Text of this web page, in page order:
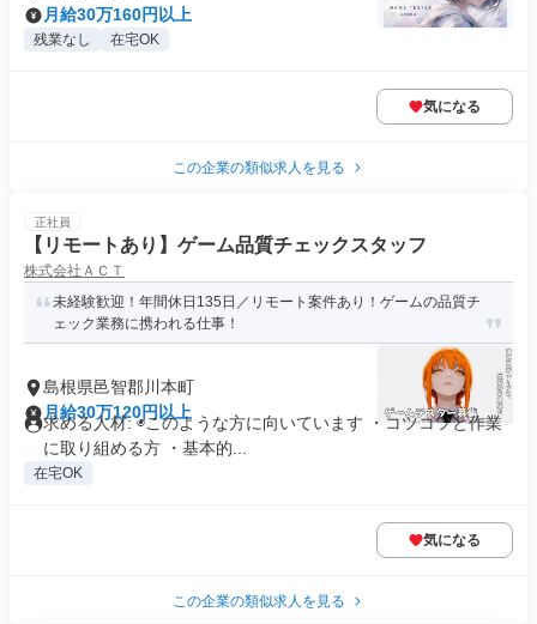
月給30万160円以上
残業なし 在宅OK
気になる
この企業の類似求人を見る
正社員
【リモートあり】ゲーム品質チェックスタッフ
株式会社ＡＣＴ
未経験歓迎！年間休日135日／リモート案件あり！ゲームの品質チ
ェック業務に携われる仕事！
島根県邑智郡川本町
月給30万120円以上
求める人材: ◉このような方に向いています ・コツコツと作業
に取り組める方 ・基本的...
在宅OK
気になる
この企業の類似求人を見る